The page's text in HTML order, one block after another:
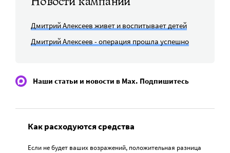
Дмитрий Алексеев живет и воспитывает детей
Дмитрий Алексеев - операция прошла успешно
Наши статьи и новости в Max. Подпишитесь
Как расходуются средства
Если не будет ваших возражений, положительная разница